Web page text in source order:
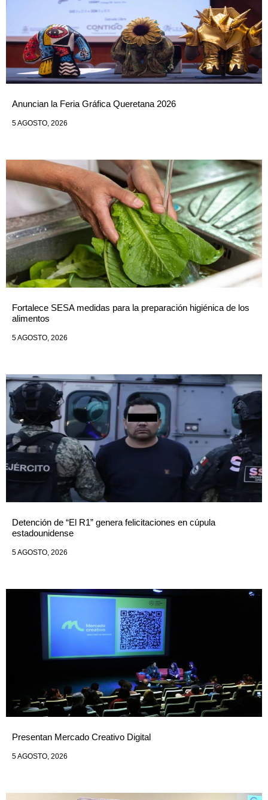
Anuncian la Feria Gráfica Queretana 2026
5 AGOSTO, 2026
Fortalece SESA medidas para la preparación higiénica de los
alimentos
5 AGOSTO, 2026
Detención de “El R1” genera felicitaciones en cúpula
estadounidense
5 AGOSTO, 2026
Presentan Mercado Creativo Digital
5 AGOSTO, 2026